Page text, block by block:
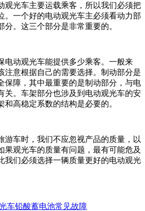
观光车主要运载乘客，所以我们必须把
。一个好的电动观光车主必须看动力部
分。这三个部分是非常重要的。
动观光车能提供多少乘客。一般来
注意根据自己的需要选择。制动部分是
保障，其中最重要的是制动部分，与电
关。车架部分也涉及到电动观光车的安
和高稳定系数的结构是必要的。
车时，我们不应忽视产品的质量，以
果观光车的质量有问题，最有可能危及
我们必须选择一辆质量更好的电动观光
车铅酸蓄电池常见故障